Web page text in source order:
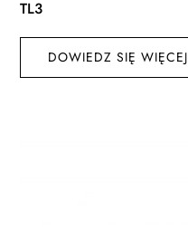
TL3
DOWIEDZ SIĘ WIĘCEJ